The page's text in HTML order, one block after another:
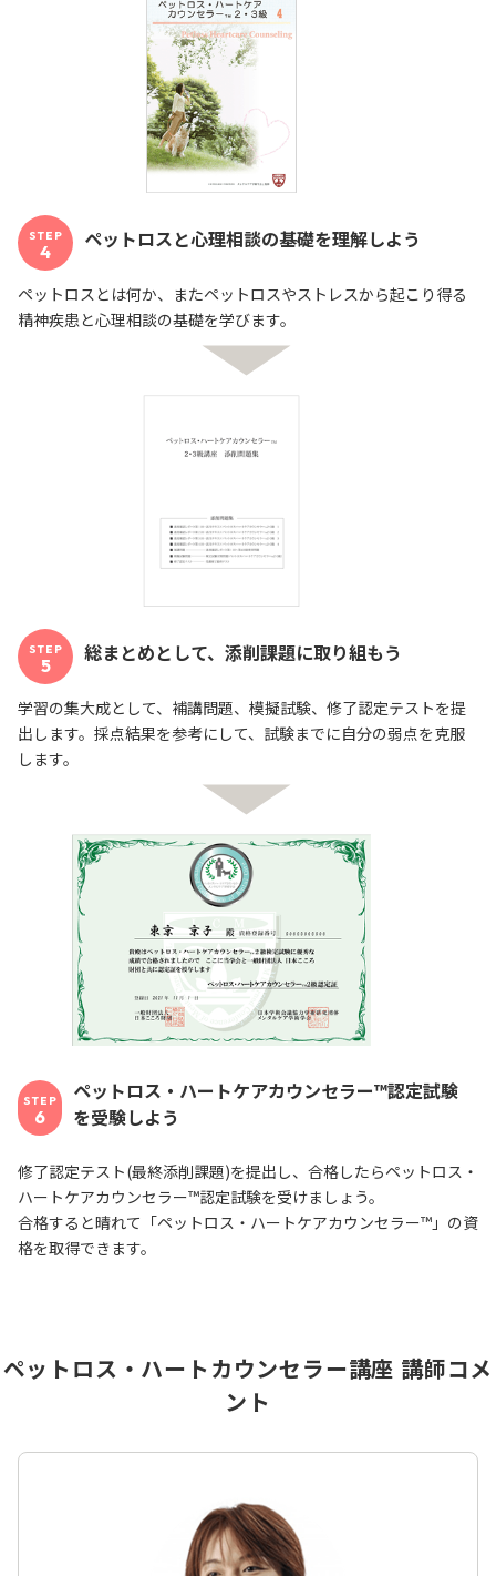
STEP
4
ペットロスと心理相談の基礎を理解しよう
ペットロスとは何か、またペットロスやストレスから起こり得る
精神疾患と心理相談の基礎を学びます。
STEP
5
総まとめとして、添削課題に取り組もう
学習の集大成として、補講問題、模擬試験、修了認定テストを提
出します。採点結果を参考にして、試験までに自分の弱点を克服
します。
STEP
6
ペットロス・ハートケアカウンセラー™認定試験
を受験しよう
修了認定テスト(最終添削課題)を提出し、合格したらペットロス・
ハートケアカウンセラー™認定試験を受けましょう。
合格すると晴れて「ペットロス・ハートケアカウンセラー™」の資
格を取得できます。
ペットロス・ハートカウンセラー講座 講師コメ
ント